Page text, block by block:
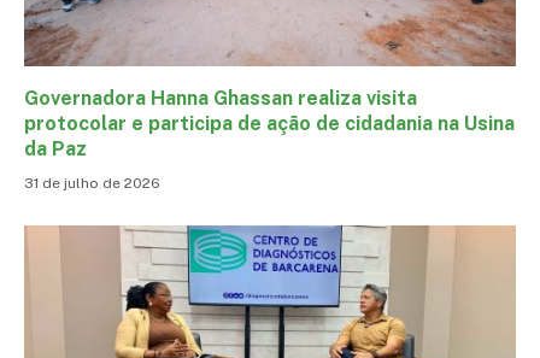
Governadora Hanna Ghassan realiza visita
protocolar e participa de ação de cidadania na Usina
da Paz
31 de julho de 2026